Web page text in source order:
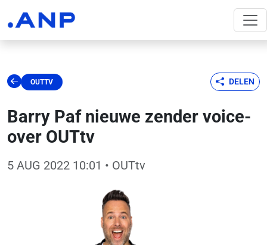
OUTTV DELEN
Barry Paf nieuwe zender voice-
over OUTtv
5 AUG 2022 10:01 • OUTtv